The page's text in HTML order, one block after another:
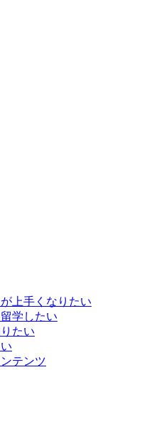
上手くなりたい
学したい
たい
テンツ